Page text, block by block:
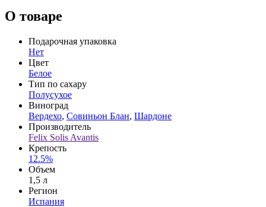
О товаре
Подарочная упаковка
Нет
Цвет
Белое
Тип по сахару
Полусухое
Виноград
Вердехо, Совиньон Блан, Шардоне
Производитель
Felix Solis Avantis
Крепость
12.5%
Объем
1,5 л
Регион
Испания